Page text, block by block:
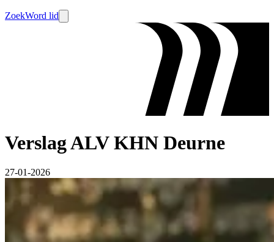
ZoekWord lid
Verslag ALV KHN Deurne
27-01-2026